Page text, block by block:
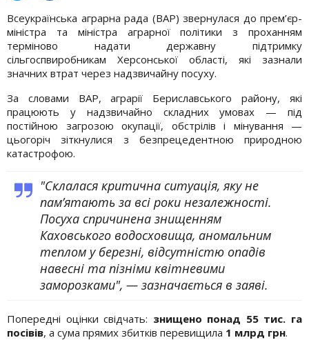
Всеукраїнська аграрна рада (ВАР) звернулася до прем’єр-
міністра та міністра аграрної політики з проханням
терміново надати державну підтримку
сільгоспвиробникам Херсонської області, які зазнали
значних втрат через надзвичайну посуху.
За словами ВАР, аграрії Бериславського району, які
працюють у надзвичайно складних умовах — під
постійною загрозою окупації, обстрілів і мінування —
цьогоріч зіткнулися з безпрецедентною природною
катастрофою.
"Склалася критична ситуація, яку не
пам’ятають за всі роки незалежності.
Посуха спричинена знищенням
Каховського водосховища, аномальним
теплом у березні, відсутністю опадів
навесні та пізніми квітневими
заморозками", — зазначається в заяві.
Попередні оцінки свідчать: знищено понад 55 тис. га
посівів, а сума прямих збитків перевищила 1 млрд грн.